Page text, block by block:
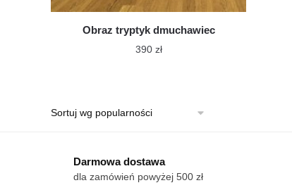
Obraz tryptyk dmuchawiec
390 zł
ma
Opcje
można
Darmowa dostawa
dla zamówień powyżej 500 zł